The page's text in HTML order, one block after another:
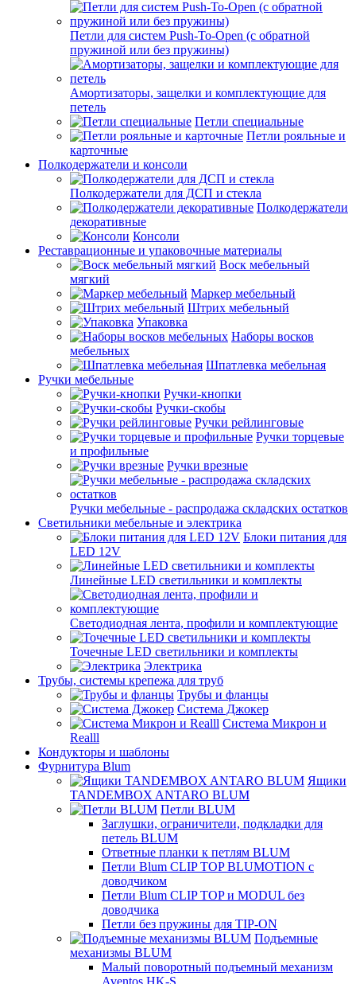
Петли для систем Push-To-Open (с обратной
пружиной или без пружины)
Амортизаторы, защелки и комплектующие для
петель
Петли специальные
Петли рояльные и
карточные
Полкодержатели и консоли
Полкодержатели для ДСП и стекла
Полкодержатели
декоративные
Консоли
Реставрационные и упаковочные материалы
Воск мебельный
мягкий
Маркер мебельный
Штрих мебельный
Упаковка
Наборы восков
мебельных
Шпатлевка мебельная
Ручки мебельные
Ручки-кнопки
Ручки-скобы
Ручки рейлинговые
Ручки торцевые
и профильные
Ручки врезные
Ручки мебельные - распродажа складских остатков
Светильники мебельные и электрика
Блоки питания для
LED 12V
Линейные LED светильники и комплекты
Светодиодная лента, профили и комплектующие
Точечные LED светильники и комплекты
Электрика
Трубы, системы крепежа для труб
Трубы и фланцы
Система Джокер
Система Микрон и
Realll
Кондукторы и шаблоны
Фурнитура Blum
Ящики
TANDEMBOX ANTARO BLUM
Петли BLUM
Заглушки, ограничители, подкладки для
петель BLUM
Ответные планки к петлям BLUM
Петли Blum CLIP TOP BLUMOTION с
доводчиком
Петли Blum CLIP TOP и MODUL без
доводчика
Петли без пружины для TIP-ON
Подъемные
механизмы BLUM
Малый поворотный подъемный механизм
Aventos HK-S